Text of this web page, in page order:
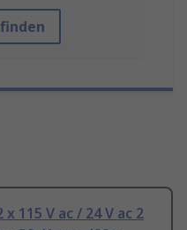
115 V ac / 24 V ac 2